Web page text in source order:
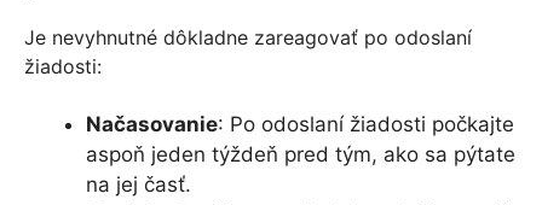
Je nevyhnutné dôkladne zareagovať po odoslaní
žiadosti:
Načasovanie: Po odoslaní žiadosti počkajte
aspoň jeden týždeň pred tým, ako sa pýtate
na jej časť.